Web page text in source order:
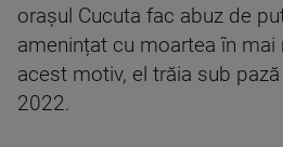
orașul Cucuta fac abuz de
amenințat cu moartea în mai
acest motiv, el trăia sub
2022.